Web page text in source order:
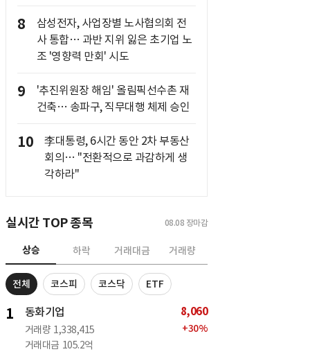
8
삼성전자, 사업장별 노사협의회 전
사 통합… 과반 지위 잃은 초기업 노
조 '영향력 만회' 시도
9
'추진위원장 해임' 올림픽선수촌 재
건축… 송파구, 직무대행 체제 승인
10
李대통령, 6시간 동안 2차 부동산
회의… "전환적으로 과감하게 생
각하라"
실시간 TOP 종목 08.08 장마감
상승 하락 거래대금 거래량
전체 코스피 코스닥 ETF
1 동화기업
거래량 1,338,415
거래대금 105.2억
8,060
+30%